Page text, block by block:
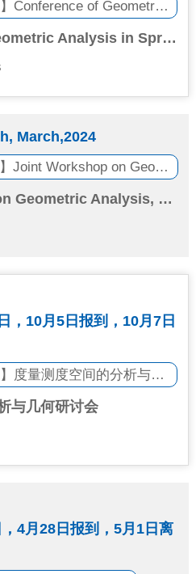
中法英才班
中法班报告
通知公告
【3月13日-3月20日】Conference of Geometric Analysis in Spring
Conference of Geometric Analysis in Spring
March,2024
【3月05日-3月08日】Joint Workshop on Geometric Analysis, Nonlinear Analysis, and Quantum Information
Joint Workshop on Geometric Analysis, Nonlinear Analysis, and Quantum Information
，10月5日报到，10月7日
【10月5日-10月7日】度量测度空间的分析与几何研讨会
与几何研讨会
4月28日报到，5月1日离